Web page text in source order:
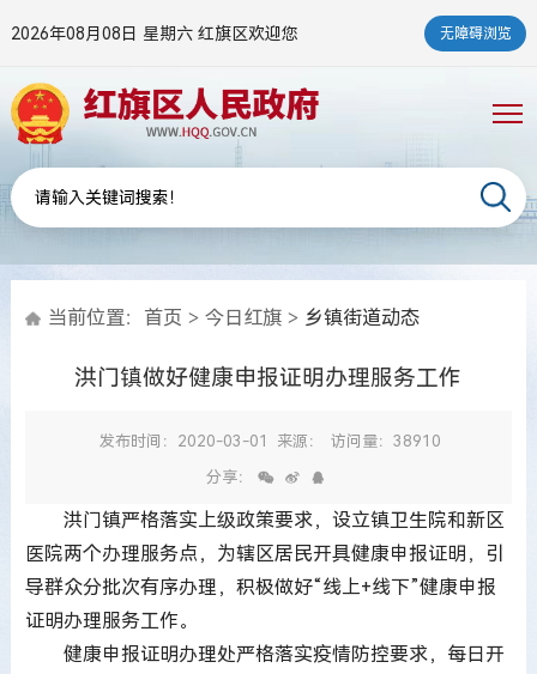
2026年08月08日 星期六红旗区欢迎您 无障碍浏览
当前位置： 首页 > 今日红旗 > 乡镇街道动态
洪门镇做好健康申报证明办理服务工作
发布时间：2020-03-01 来源： 访问量：38910
分享：
洪门镇严格落实上级政策要求，设立镇卫生院和新区
医院两个办理服务点，为辖区居民开具健康申报证明，引
导群众分批次有序办理，积极做好“线上+线下”健康申报
证明办理服务工作。
健康申报证明办理处严格落实疫情防控要求，每日开